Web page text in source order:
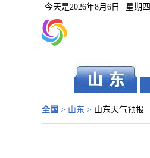
今天是2026年8月6日 星期四
全国 > 山东 > 山东天气预报